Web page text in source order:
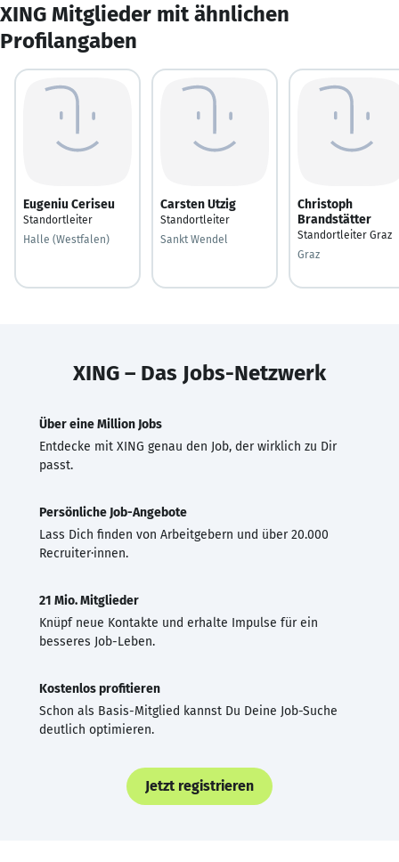
XING Mitglieder mit ähnlichen
Profilangaben
Eugeniu Ceriseu
Standortleiter
Halle (Westfalen)
Carsten Utzig
Standortleiter
Sankt Wendel
Christoph
Brandstätter
Standortleiter Graz
Graz
XING – Das Jobs-Netzwerk
Über eine Million Jobs
Entdecke mit XING genau den Job, der wirklich zu Dir
passt.
Persönliche Job-Angebote
Lass Dich finden von Arbeitgebern und über 20.000
Recruiter·innen.
21 Mio. Mitglieder
Knüpf neue Kontakte und erhalte Impulse für ein
besseres Job-Leben.
Kostenlos profitieren
Schon als Basis-Mitglied kannst Du Deine Job-Suche
deutlich optimieren.
Jetzt registrieren